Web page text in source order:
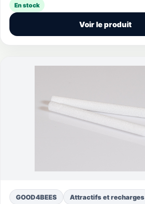
En stock
Voir le produit
GOOD4BEES Attractifs et recharges